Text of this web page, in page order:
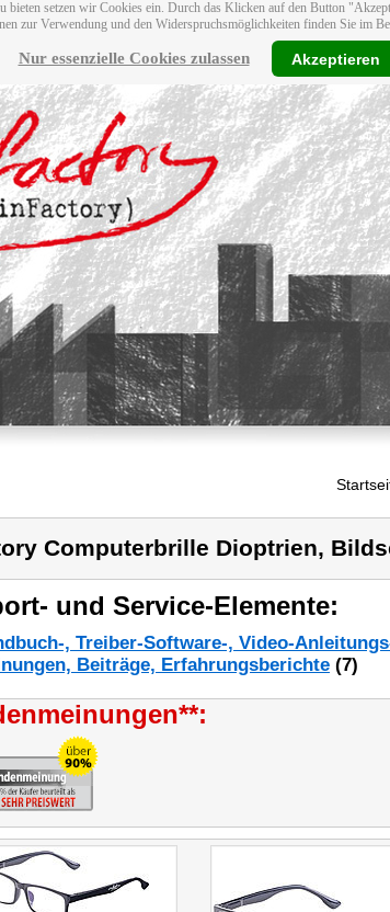
bieten setzen wir Cookies ein. Durch das Klicken auf den Button
zur Verwendung und den Widerspruchsmöglichkeiten finden Sie im
Nur essenzielle Cookies zulassen Akzeptieren
Computerbrille Dioptrien,
und Service-Elemente:
, Treiber-Software-, Video-
Beiträge, Erfahrungsberichte (7)